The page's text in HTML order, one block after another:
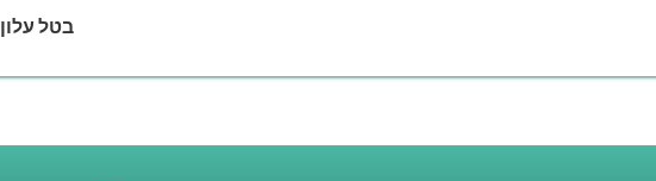
בטל עלון